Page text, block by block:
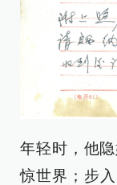
年轻时，他
惊世界；步